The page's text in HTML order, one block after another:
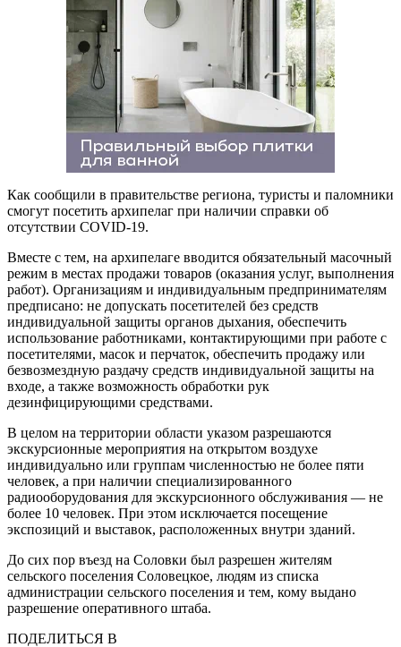
Как сообщили в правительстве региона, туристы и паломники
смогут посетить архипелаг при наличии справки об
отсутствии COVID-19.
Вместе с тем, на архипелаге вводится обязательный масочный
режим в местах продажи товаров (оказания услуг, выполнения
работ). Организациям и индивидуальным предпринимателям
предписано: не допускать посетителей без средств
индивидуальной защиты органов дыхания, обеспечить
использование работниками, контактирующими при работе с
посетителями, масок и перчаток, обеспечить продажу или
безвозмездную раздачу средств индивидуальной защиты на
входе, а также возможность обработки рук
дезинфицирующими средствами.
В целом на территории области указом разрешаются
экскурсионные мероприятия на открытом воздухе
индивидуально или группам численностью не более пяти
человек, а при наличии специализированного
радиооборудования для экскурсионного обслуживания — не
более 10 человек. При этом исключается посещение
экспозиций и выставок, расположенных внутри зданий.
До сих пор въезд на Соловки был разрешен жителям
сельского поселения Соловецкое, людям из списка
администрации сельского поселения и тем, кому выдано
разрешение оперативного штаба.
ПОДЕЛИТЬСЯ В